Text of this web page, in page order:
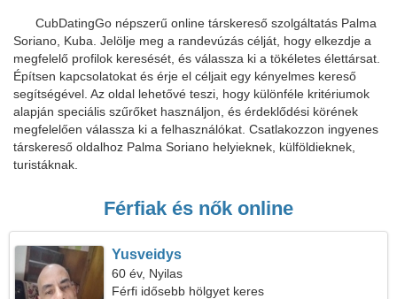
CubDatingGo népszerű online társkereső szolgáltatás Palma
Soriano, Kuba. Jelölje meg a randevúzás célját, hogy elkezdje a
megfelelő profilok keresését, és válassza ki a tökéletes élettársat.
Építsen kapcsolatokat és érje el céljait egy kényelmes kereső
segítségével. Az oldal lehetővé teszi, hogy különféle kritériumok
alapján speciális szűrőket használjon, és érdeklődési körének
megfelelően válassza ki a felhasználókat. Csatlakozzon ingyenes
társkereső oldalhoz Palma Soriano helyieknek, külföldieknek,
turistáknak.
Férfiak és nők online
Yusveidys
60 év, Nyilas
Férfi idősebb hölgyet keres